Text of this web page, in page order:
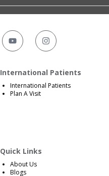
International Patients
International Patients
Plan A Visit
Quick Links
About Us
Blogs